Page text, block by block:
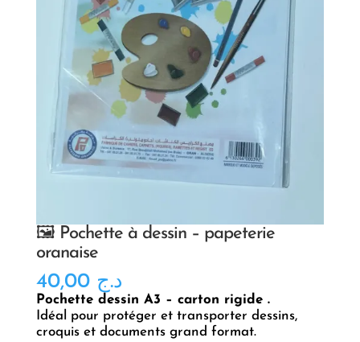
🖼️ Pochette à dessin – papeterie
oranaise
د.ج 40,00
Pochette dessin A3 – carton rigide .
Idéal pour protéger et transporter dessins,
croquis et documents grand format.